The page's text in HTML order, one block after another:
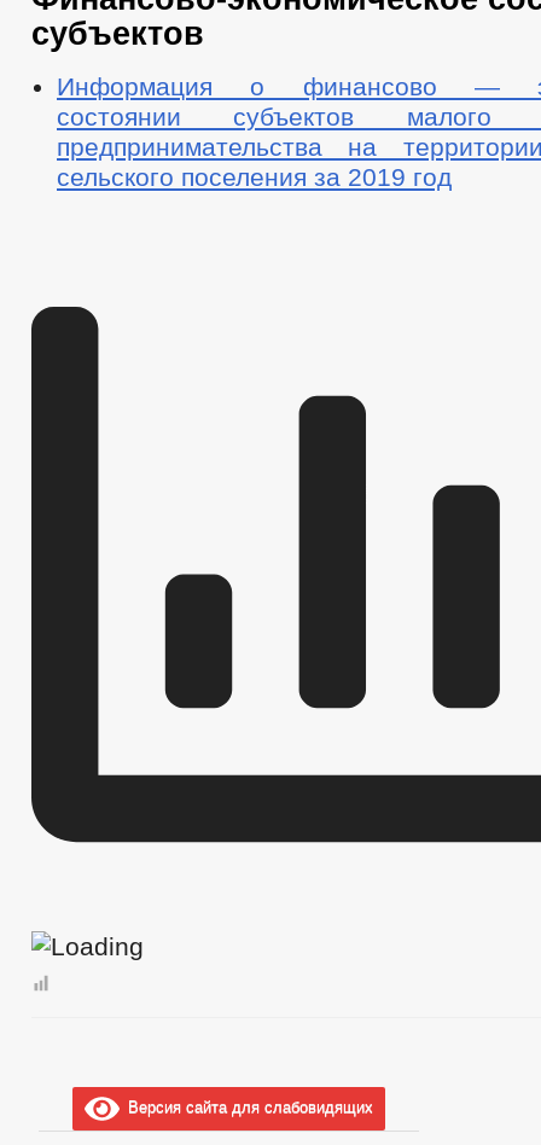
субъектов
Информация о финансово —
состоянии субъектов малого
предпринимательства на
сельского поселения за 2019 год
Версия сайта для слабовидящих